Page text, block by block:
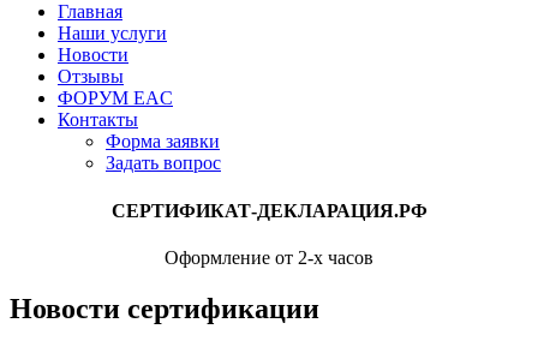
Главная
Наши услуги
Новости
Отзывы
ФОРУМ EAC
Контакты
Форма заявки
Задать вопрос
СЕРТИФИКАТ-ДЕКЛАРАЦИЯ.РФ
Оформление от 2-х часов
Новости сертификации